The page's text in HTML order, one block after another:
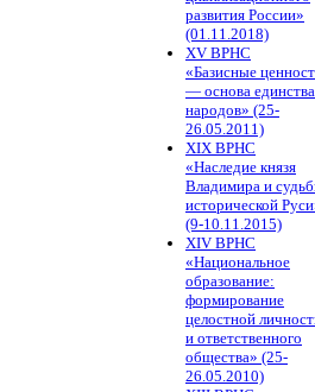
развития России»
(01.11.2018)
XV ВРНС
«Базисные
— основа единства
народов» (25-
26.05.2011)
XIX ВРНС
«Наследие князя
Владимира и
исторической
(9-10.11.2015)
XIV ВРНС
«Национальное
образование:
формирование
целостной
и ответственного
общества» (25-
26.05.2010)